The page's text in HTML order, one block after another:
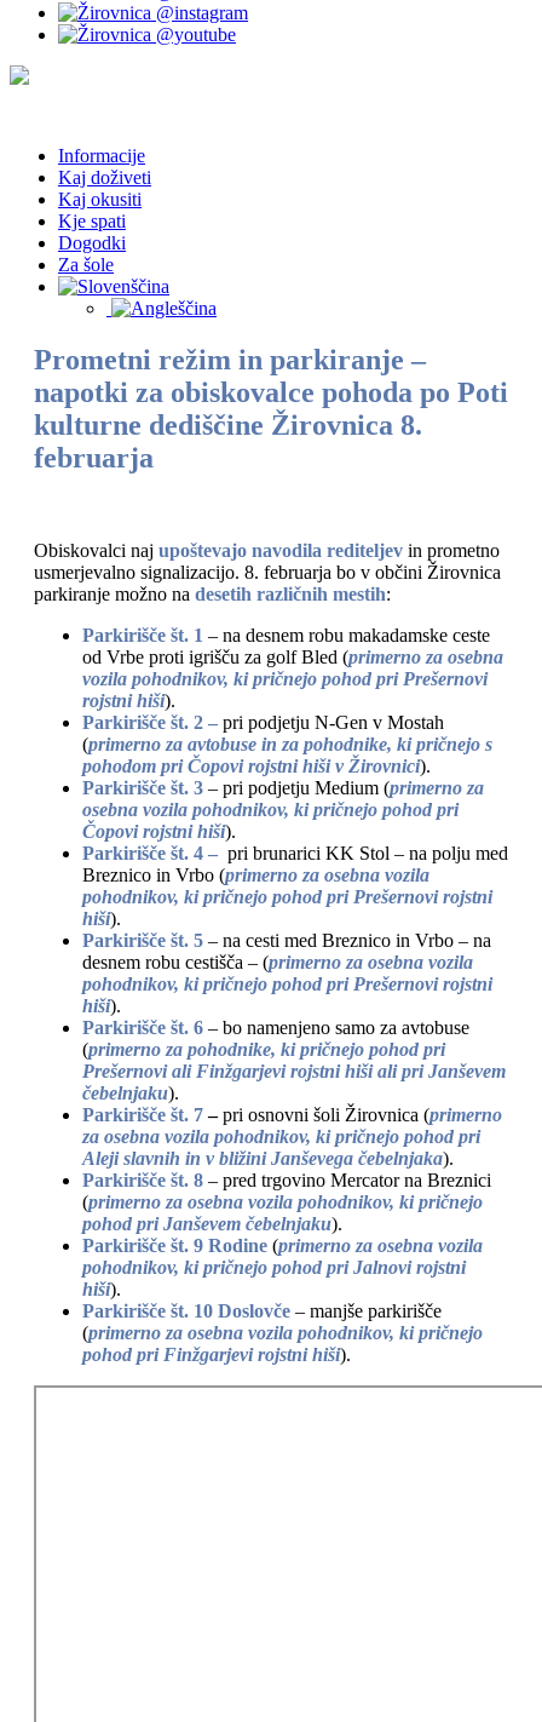
Informacije
Kaj doživeti
Kaj okusiti
Kje spati
Dogodki
Za šole
Prometni režim in parkiranje –
napotki za obiskovalce pohoda po Poti
kulturne dediščine Žirovnica 8.
februarja
Obiskovalci naj upoštevajo navodila rediteljev in prometno
usmerjevalno signalizacijo. 8. februarja bo v občini Žirovnica
parkiranje možno na desetih različnih mestih:
Parkirišče št. 1 – na desnem robu makadamske ceste
od Vrbe proti igrišču za golf Bled (primerno za osebna
vozila pohodnikov, ki pričnejo pohod pri Prešernovi
rojstni hiši).
Parkirišče št. 2 – pri podjetju N-Gen v Mostah
(primerno za avtobuse in za pohodnike, ki pričnejo s
pohodom pri Čopovi rojstni hiši v Žirovnici).
Parkirišče št. 3 – pri podjetju Medium (primerno za
osebna vozila pohodnikov, ki pričnejo pohod pri
Čopovi rojstni hiši).
Parkirišče št. 4 – pri brunarici KK Stol – na polju med
Breznico in Vrbo (primerno za osebna vozila
pohodnikov, ki pričnejo pohod pri Prešernovi rojstni
hiši).
Parkirišče št. 5 – na cesti med Breznico in Vrbo – na
desnem robu cestišča – (primerno za osebna vozila
pohodnikov, ki pričnejo pohod pri Prešernovi rojstni
hiši).
Parkirišče št. 6 – bo namenjeno samo za avtobuse
(primerno za pohodnike, ki pričnejo pohod pri
Prešernovi ali Finžgarjevi rojstni hiši ali pri Janševem
čebelnjaku).
Parkirišče št. 7–pri osnovni šoli Žirovnica (primerno
za osebna vozila pohodnikov, ki pričnejo pohod pri
Aleji slavnih in v bližini Janševega čebelnjaka).
Parkirišče št. 8 – pred trgovino Mercator na Breznici
(primerno za osebna vozila pohodnikov, ki pričnejo
pohod pri Janševem čebelnjaku).
Parkirišče št. 9 Rodine (primerno za osebna vozila
pohodnikov, ki pričnejo pohod pri Jalnovi rojstni
hiši).
Parkirišče št. 10 Doslovče – manjše parkirišče
(primerno za osebna vozila pohodnikov, ki pričnejo
pohod pri Finžgarjevi rojstni hiši).